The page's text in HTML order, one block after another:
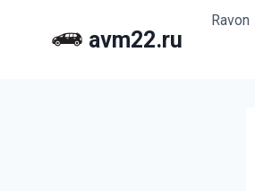
avm22.ru
Ravon